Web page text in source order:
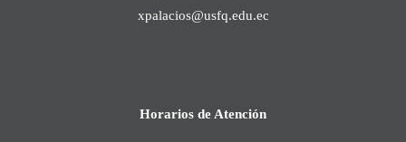
xpalacios@usfq.edu.ec
Horarios de Atención